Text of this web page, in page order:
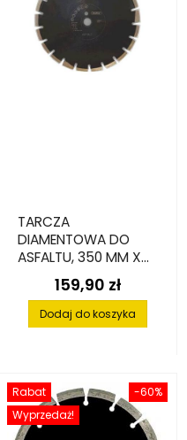
TARCZA
DIAMENTOWA DO
ASFALTU, 350 MM X
20 MMCena
159,90 zł
Dodaj do koszyka
-60%
Rabat
Wyprzedaż!